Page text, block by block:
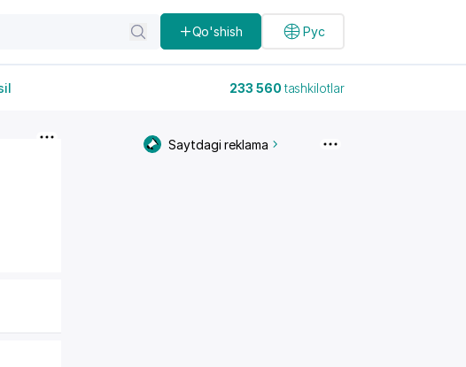
Qo'shish Рус
233 560tashkilotlar
Saytdagi reklama